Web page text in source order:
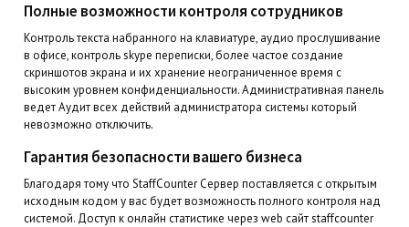
Полные возможности контроля сотрудников
Контроль текста набранного на клавиатуре, аудио прослушивание
в офисе, контроль skype переписки, более частое создание
скриншотов экрана и их хранение неограниченное время с
высоким уровнем конфиденциальности. Административная панель
ведет Аудит всех действий администратора системы который
невозможно отключить.
Гарантия безопасности вашего бизнеса
Благодаря тому что StaffCounter Сервер поставляется с открытым
исходным кодом у вас будет возможность полного контроля над
системой. Доступ к онлайн статистике через web сайт staffcounter